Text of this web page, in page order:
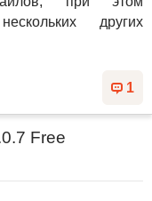
других
1
Free